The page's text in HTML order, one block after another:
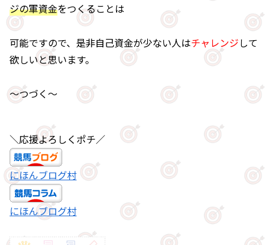
ジの軍資金をつくることは
可能ですので、是非自己資金が少ない人はチャレンジして
欲しいと思います。
～つづく～
＼応援よろしくポチ／
にほんブログ村
にほんブログ村